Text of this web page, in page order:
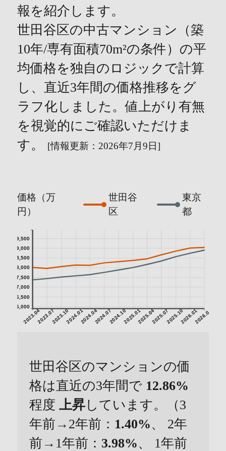
報を紹介します。
世田谷区の中古マンション（築
10年/専有面積70m²の条件）の平
均価格を独自のロジックで計算
し、直近3年間の価格推移をグ
ラフ化しました。値上がり有無
を視覚的にご確認いただけま
す。
[情報更新：2026年7月9日]
価格（万
円）
世田谷
区
東京
都
2023.042023.072023.102024.012024.042024.072024.102025.012025.042025.072025.102026.012026.04
6,000
6,500
7,000
7,500
8,000
8,500
9,000
9,500
世田谷区のマンションの価
格は直近の3年間で 12.86%
程度 上昇しています。（3
年前→2年前： 1.40%、 2年
前→1年前： 3.98%、 1年前